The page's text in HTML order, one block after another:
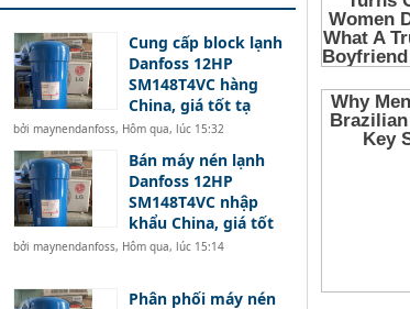
Cung cấp block lạnh
Danfoss 12HP
SM148T4VC hàng
China, giá tốt tạ
bởi maynendanfoss, Hôm qua, lúc 15:32
Bán máy nén lạnh
Danfoss 12HP
SM148T4VC nhập
khẩu China, giá tốt
bởi maynendanfoss, Hôm qua, lúc 15:14
Phân phối máy nén